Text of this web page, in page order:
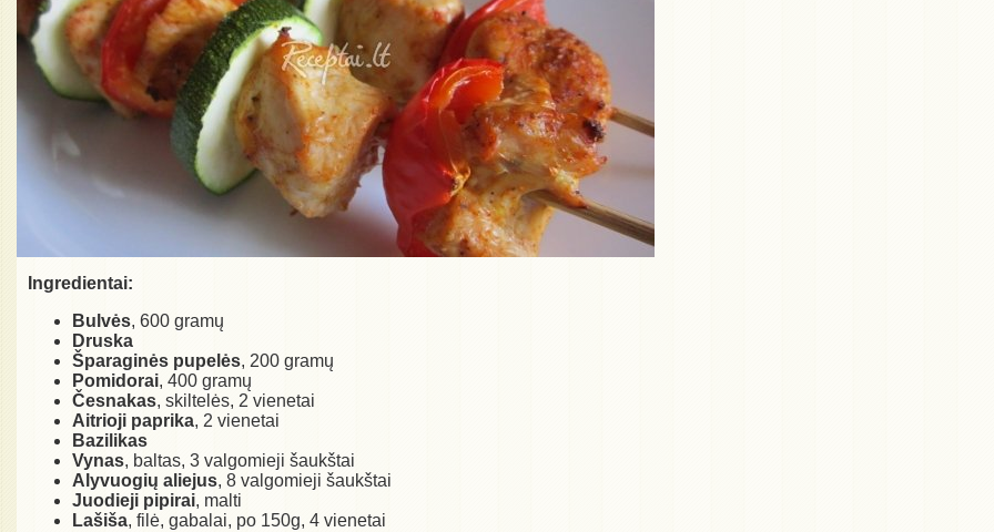
Ingredientai:
Bulvės, 600 gramų
Druska
Šparaginės pupelės, 200 gramų
Pomidorai, 400 gramų
Česnakas, skiltelės, 2 vienetai
Aitrioji paprika, 2 vienetai
Bazilikas
Vynas, baltas, 3 valgomieji šaukštai
Alyvuogių aliejus, 8 valgomieji šaukštai
Juodieji pipirai, malti
Lašiša, filė, gabalai, po 150g, 4 vienetai